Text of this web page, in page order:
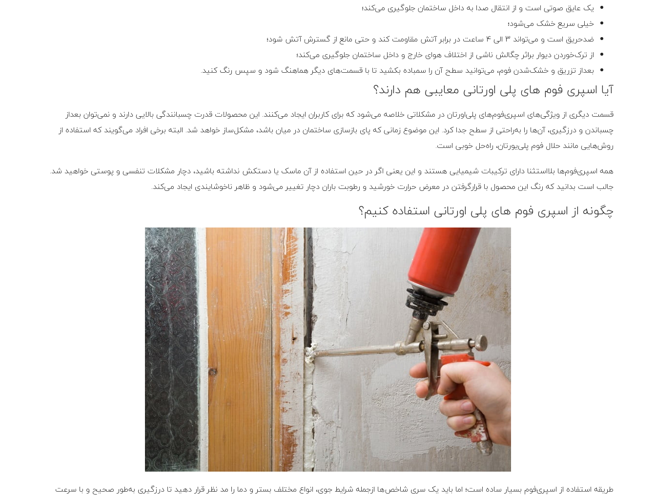
یک عایق‌ صوتی است و از انتقال صدا به داخل ساختمان جلوگیری می‌کند؛
خیلی سریع خشک می‌شود؛
ضدحریق است و می‌تواند 3 الی 4 ساعت در برابر آتش مقاومت کند و حتی مانع از گسترش آتش شود؛
از ترک‌خوردن دیوار براثر چگالش ناشی از اختلاف هوای خارج و داخل ساختمان جلوگیری می‌کند؛
بعداز تزریق و خشک‌شدن فوم، می‌توانید سطح آن را سمباده بکشید تا با قسمت‌های دیگر هماهنگ شود و سپس رنگ کنید.
آیا اسپری فوم های پلی اورتانی معایبی هم دارند؟
قسمت دیگری از ویژگی‌های اسپری‌‌فوم‌های پلی‌اورتان در مشکلاتی خلاصه می‌شود که برای کاربران ایجاد می‌کنند. این محصولات قدرت چسبانندگی بالایی دارند و نمی‌توان بعداز
چسباندن و درزگیری، آن‌ها را به‌راحتی از سطح جدا کرد. این موضوع زمانی که پای بازسازی ساختمان در میان باشد، مشکل‌ساز خواهد شد. البته برخی افراد می‌گویند که استفاده از
روش‌هایی مانند حلال فوم پلی‌یورتان، راه‌حل خوبی است.
همه اسپری‌فوم‌ها بلااستثنا دارای ترکیبات شیمیایی هستند و این یعنی اگر در حین استفاده از آن ماسک یا دستکش نداشته باشید، دچار مشکلات تنفسی و پوستی خواهید شد.
جالب است بدانید که رنگ این محصول با قرارگرفتن در معرض حرارت خورشید و رطوبت باران دچار تغییر می‌شود و ظاهر ناخوشایندی ایجاد می‌کند.
چگونه از اسپری فوم های پلی اورتانی استفاده کنیم؟
طریقه استفاده از اسپری‌فوم بسیار ساده است؛ اما باید یک سری شاخص‌ها ازجمله شرایط جوی، انواع مختلف بستر و دما را مد نظر قرار دهید تا درزگیری به‌طور صحیح و با سرعت